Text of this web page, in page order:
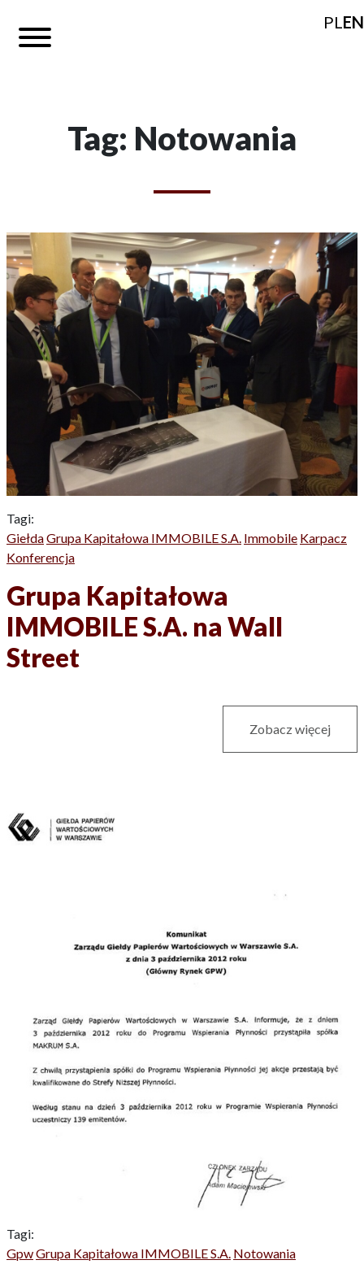
PLEN
Tag: Notowania
Tagi:
GiełdaGrupa Kapitałowa IMMOBILE S.A. Immobile Karpacz
Konferencja
Grupa Kapitałowa
IMMOBILE S.A. na Wall
Street
Zobacz więcej
Tagi:
GpwGrupa Kapitałowa IMMOBILE S.A. Notowania